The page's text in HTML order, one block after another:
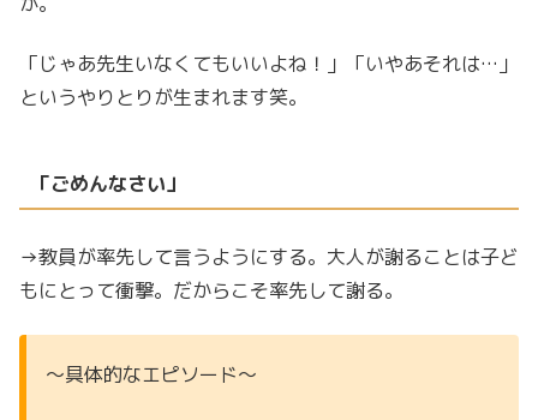
「じゃあ先生いなくてもいいよね！」「いやあそれは…」
というやりとりが生まれます笑。
「ごめんなさい」
→教員が率先して言うようにする。大人が謝ることは子ど
もにとって衝撃。だからこそ率先して謝る。
〜具体的なエピソード〜